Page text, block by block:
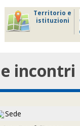
Territorio e
istituzioni
incontri
Sede